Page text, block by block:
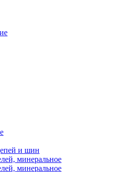
и шин
минеральное
минеральное